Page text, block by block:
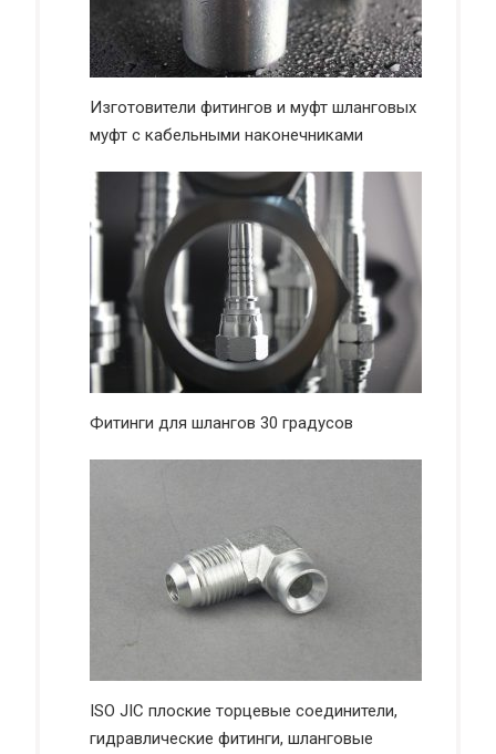
Изготовители фитингов и муфт шланговых
муфт с кабельными наконечниками
Фитинги для шлангов 30 градусов
ISO JIC плоские торцевые соединители,
гидравлические фитинги, шланговые